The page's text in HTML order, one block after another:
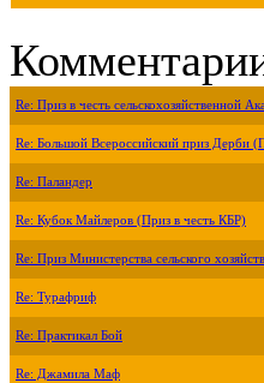
Re: Приз в честь сельскохозяйственной
Re: Большой Всероссийский приз Дерби
Re: Паландер
Re: Кубок Майлеров (Приз в честь КБР)
Re: Приз Министерства сельского
Re: Турафриф
Re: Практикал Бой
Re: Джамила Маф